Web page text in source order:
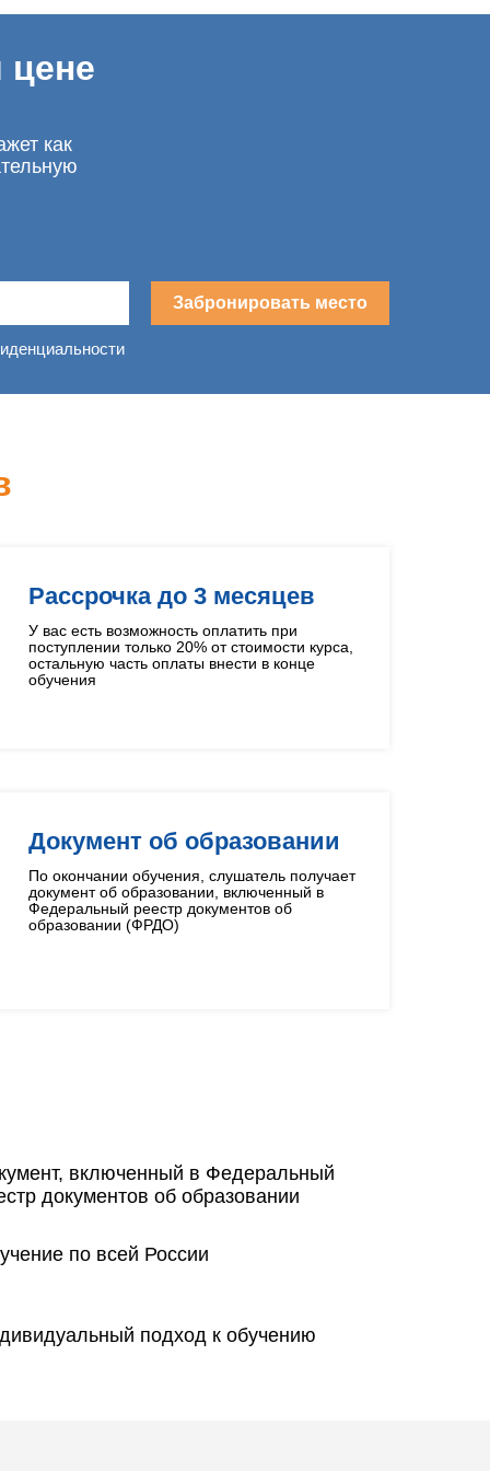
цене
как
Забронировать место
Рассрочка до 3 месяцев
У вас есть возможность оплатить при
поступлении только 20% от стоимости курса,
остальную часть оплаты внести в конце
обучения
Документ об образовании
По окончании обучения, слушатель получает
документ об образовании, включенный в
Федеральный реестр документов об
образовании (ФРДО)
включенный в Федеральный
документов об образовании
по всей России
подход к обучению